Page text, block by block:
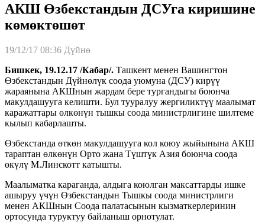
АКШ Өзбекстандын ДСУга киришине
көмөктөшөт
19/12/17 08:36 Дүйнө
Бишкек, 19.12.17 /Кабар/. Ташкент менен Вашингтон
Өзбекстандын Дүйнөлүк соода уюмуна (ДСУ) кирүү
жараянына АКШнын жардам бере тургандыгы боюнча
макулдашууга келишти. Бул тууралуу жергиликтүү маалымат
каражаттары өлкөнүн тышкы соода министрлигине шилтеме
кылып кабарлашты.
Өзбекстанда өткөн макулдашууга кол коюу жыйынына АКШ
тараптан өлкөнүн Орто жана Түштүк Азия боюнча соода
өкүлү М.Линскотт катышты.
Маалыматка караганда, алдыга коюлган максаттарды ишке
ашыруу үчүн Өзбекстандын Тышкы соода министрлиги
менен АКШнын Соода палатасынын кызматкерлеринин
ортосунда туруктуу байланыш орнотулат.